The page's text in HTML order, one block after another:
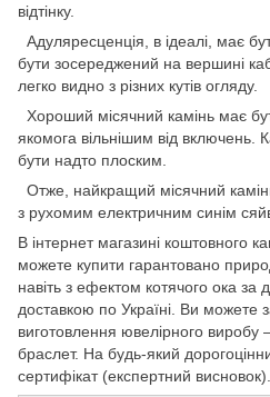
відтінку.
Адуляресценція, в ідеалі, має
бути зосереджений на вершині
легко видно з різних кутів огляду.
Хороший місячний камінь має
якомога вільнішим від
бути надто плоским.
Отже, найкращий місячний
з рухомим електричним синім
В інтернет магазині коштовного
можете купити гарантовано
навіть з ефектом котячого ока за
доставкою по Україні. Ви можете
виготовлення ювелірного виробу
браслет. На будь-який
сертифікат (експертний висновок).